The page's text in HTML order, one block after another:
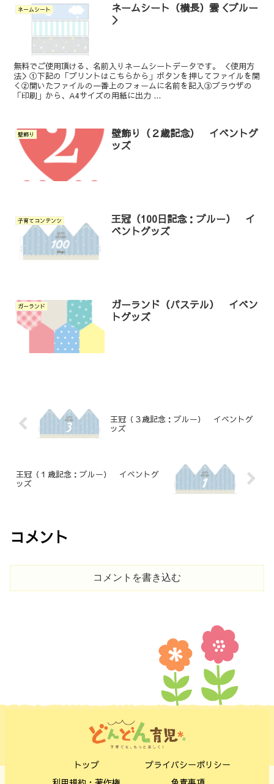
ネームシート
ネームシート（横長）雲＜ブルー
＞
無料でご使用頂ける、名前入りネームシートデータです。 ＜使用方
法＞①下記の「プリントはこちらから」ボタンを押してファイルを開
く②開いたファイルの一番上のフォームに名前を記入③ブラウザの
「印刷」から、A4サイズの用紙に出力 ...
壁飾り
壁飾り（２歳記念） イベントグ
ッズ
子育てコンテンツ
王冠（100日記念：ブルー） イ
ベントグッズ
ガーランド
ガーランド（パステル） イベン
トグッズ
王冠（３歳記念：ブルー） イベントグ
ッズ
王冠（１歳記念：ブルー） イベントグ
ッズ
コメント
コメントを書き込む
トップ
プライバシーポリシー